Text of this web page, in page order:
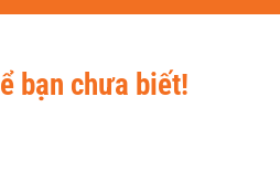
bạn chưa biết!